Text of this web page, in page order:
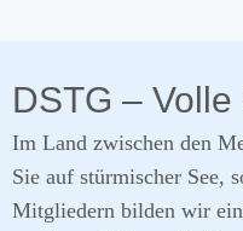
DSTG –
Im Land zwischen den
Sie auf stürmischer See,
Mitgliedern bilden wir